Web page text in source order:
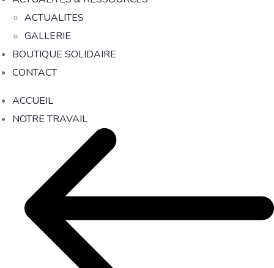
ACTUALITES
GALLERIE
BOUTIQUE SOLIDAIRE
CONTACT
ACCUEIL
NOTRE TRAVAIL